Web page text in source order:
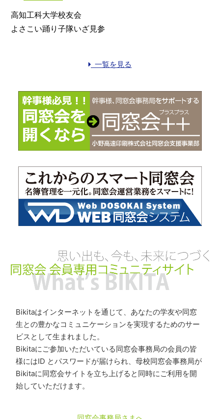
高知工科大学校友会
よさこい踊り子隊いざ見参
一覧を見る
Bikitaはインターネットを通じて、あなたの学友や同窓
生との豊かなコミュニケーションを実現するためのサー
ビスとして生まれました。
Bikitaにご参加いただいている同窓会事務局の会員の皆
様にはID とパスワードが届けられ、母校同窓会事務局が
Bikitaに同窓会サイトを立ち上げると同時にご利用を開
始していただけます。